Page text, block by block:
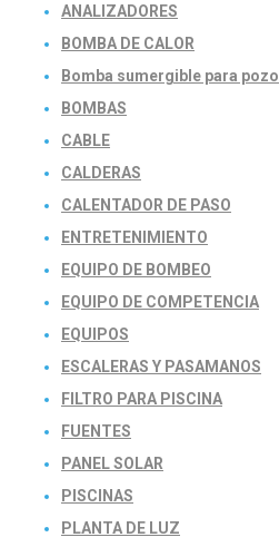
ANALIZADORES
BOMBA DE CALOR
Bomba sumergible para pozo
BOMBAS
CABLE
CALDERAS
CALENTADOR DE PASO
ENTRETENIMIENTO
EQUIPO DE BOMBEO
EQUIPO DE COMPETENCIA
EQUIPOS
ESCALERAS Y PASAMANOS
FILTRO PARA PISCINA
FUENTES
PANEL SOLAR
PISCINAS
PLANTA DE LUZ